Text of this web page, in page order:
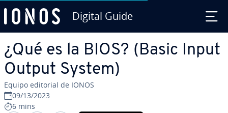
Digital Guide
¿Qué es la BIOS? (Basic Input
Output System)
Equipo editorial de IONOS
09/13/2023
6 mins